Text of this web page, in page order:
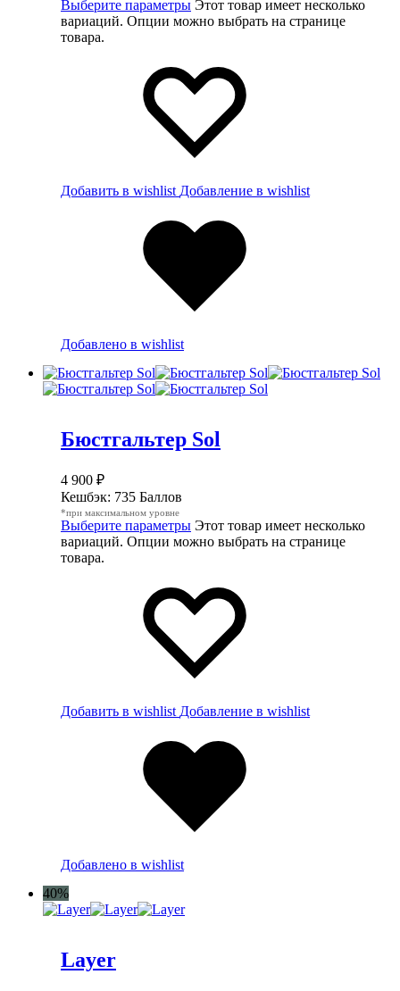
Выберите параметры Этот товар имеет несколько
вариаций. Опции можно выбрать на странице
товара.
Добавить в wishlist Добавление в wishlist
Добавлено в wishlist
Бюстгальтер Sol
4 900 ₽
Кешбэк: 735 Баллов
*при максимальном уровне
Выберите параметры Этот товар имеет несколько
вариаций. Опции можно выбрать на странице
товара.
Добавить в wishlist Добавление в wishlist
Добавлено в wishlist
40%
Layer